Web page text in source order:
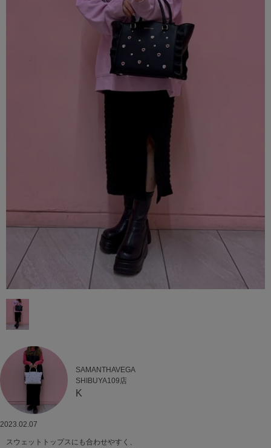
SAMANTHAVEGA
SHIBUYA109店
K
2023.02.07
スウェットトップスにも合わせやすく、